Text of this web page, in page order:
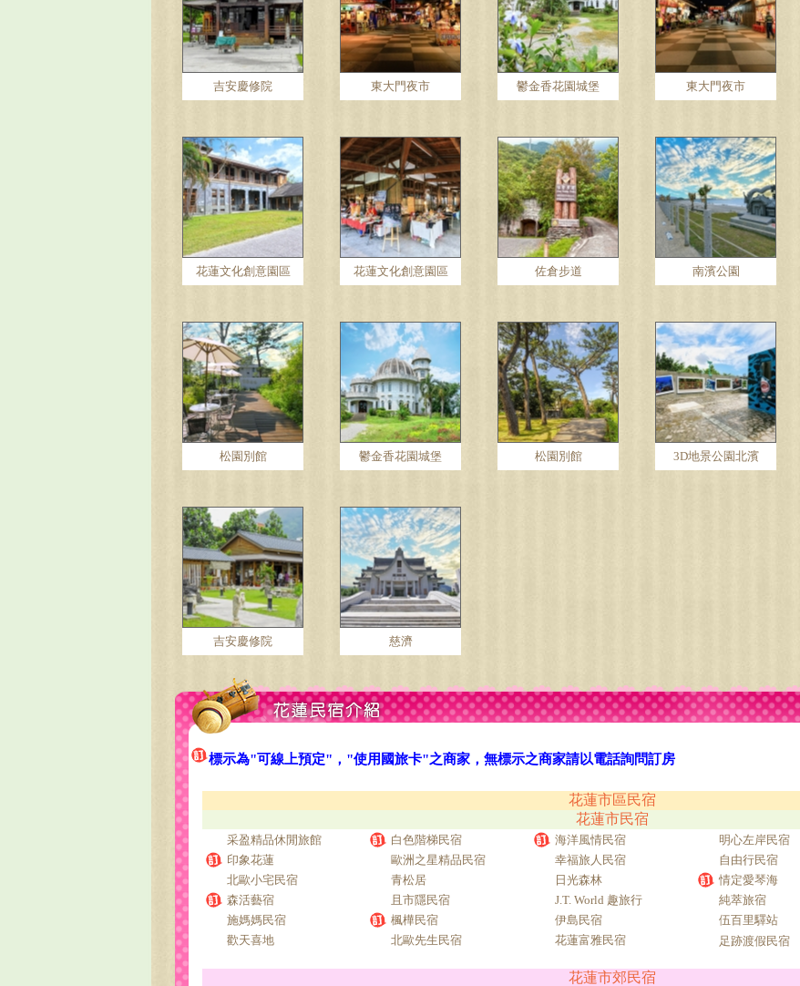
吉安慶修院 東大門夜市 鬱金香花園城堡 東大門夜市
花蓮文化創意園區 花蓮文化創意園區 佐倉步道 南濱公園
松園別館 鬱金香花園城堡 松園別館 3D地景公園北濱
吉安慶修院 慈濟
標示為"可線上預定"，"使用國旅卡"之商家，無標示之商家請以電話詢問訂房
花蓮市區民宿
花蓮市民宿
采盈精品休閒旅館
印象花蓮
北歐小宅民宿
森活藝宿
施媽媽民宿
歡天喜地
白色階梯民宿
歐洲之星精品民宿
青松居
且市隱民宿
楓樺民宿
北歐先生民宿
海洋風情民宿
幸福旅人民宿
日光森林
J.T. World 趣旅行
伊島民宿
花蓮富雅民宿
明心左岸民宿
自由行民宿
情定愛琴海
純萃旅宿
伍百里驛站
足跡渡假民宿
花蓮市郊民宿